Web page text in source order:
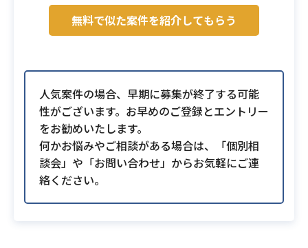
無料で似た案件を紹介してもらう
人気案件の場合、早期に募集が終了する可能
性がございます。お早めのご登録とエントリー
をお勧めいたします。
何かお悩みやご相談がある場合は、「個別相
談会」や「お問い合わせ」からお気軽にご連
絡ください。